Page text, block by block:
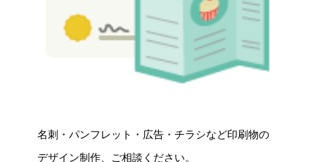
名刺・パンフレット・広告・チラシなど印刷物の
デザイン制作、ご相談ください。